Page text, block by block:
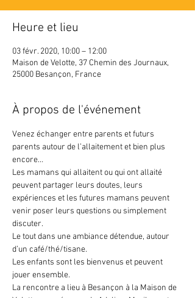
Heure et lieu
03 févr. 2020, 10:00 – 12:00
Maison de Velotte, 37 Chemin des Journaux,
25000 Besançon, France
À propos de l'événement
Venez échanger entre parents et futurs
parents autour de l’allaitement et bien plus
encore…
Les mamans qui allaitent ou qui ont allaité
peuvent partager leurs doutes, leurs
expériences et les futures mamans peuvent
venir poser leurs questions ou simplement
discuter.
Le tout dans une ambiance détendue, autour
d’un café/thé/tisane.
Les enfants sont les bienvenus et peuvent
jouer ensemble.
La rencontre a lieu à Besançon à la Maison de